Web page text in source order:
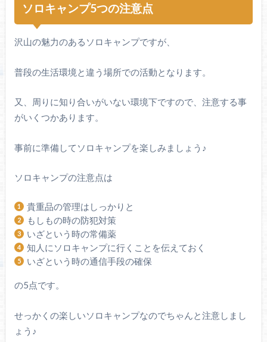
ソロキャンプ5つの注意点
沢山の魅力のあるソロキャンプですが、
普段の生活環境と違う場所での活動となります。
又、周りに知り合いがいない環境下ですので、注意する事
がいくつかあります。
事前に準備してソロキャンプを楽しみましょう♪
ソロキャンプの注意点は
貴重品の管理はしっかりと
もしもの時の防犯対策
いざという時の常備薬
知人にソロキャンプに行くことを伝えておく
いざという時の通信手段の確保
の5点です。
せっかくの楽しいソロキャンプなのでちゃんと注意しまし
ょう♪